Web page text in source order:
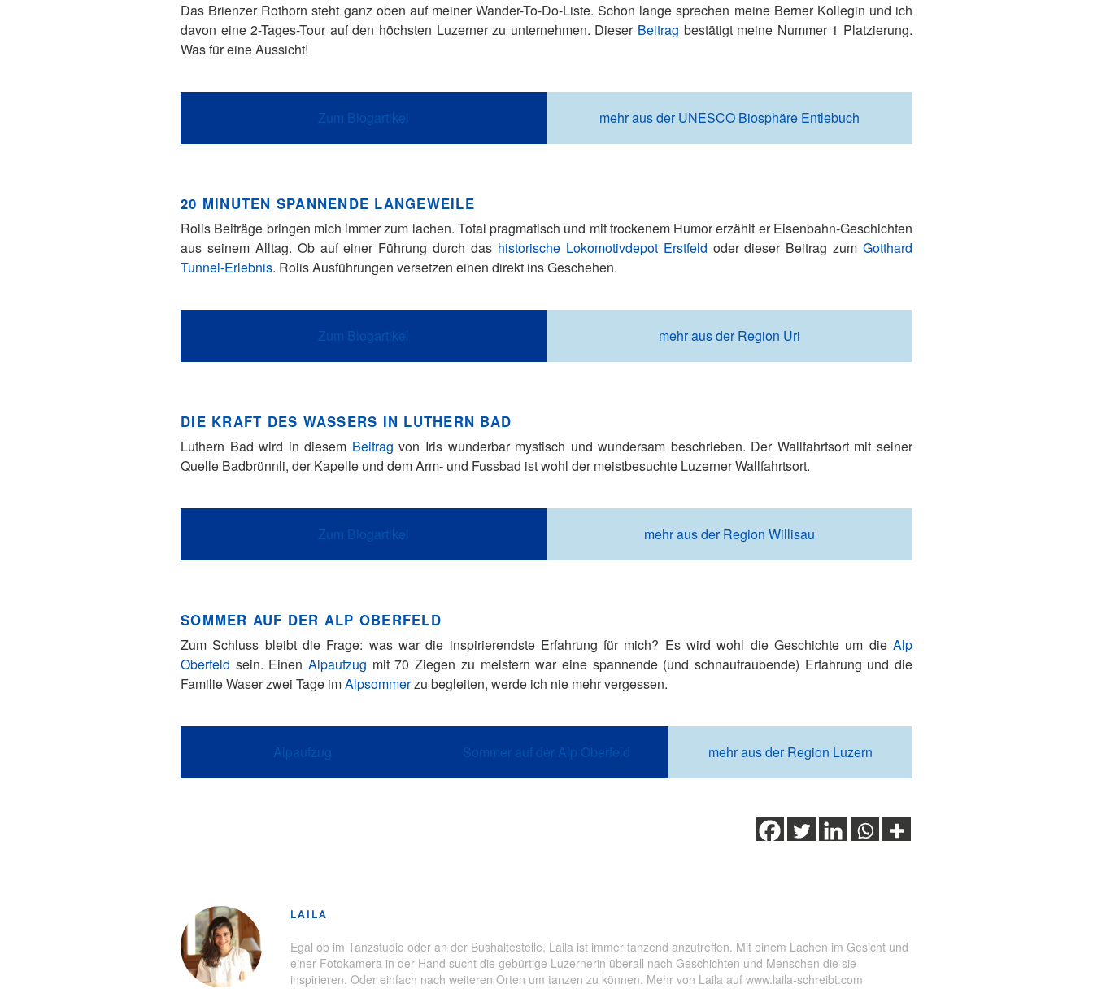
Das Brienzer Rothorn steht ganz oben auf meiner Wander-To-Do-Liste. Schon lange sprechen meine Berner Kollegin und ich
davon eine 2-Tages-Tour auf den höchsten Luzerner zu unternehmen. Dieser Beitrag bestätigt meine Nummer 1 Platzierung.
Was für eine Aussicht!
Zum Blogartikel mehr aus der UNESCO Biosphäre Entlebuch
20 MINUTEN SPANNENDE LANGEWEILE
Rolis Beiträge bringen mich immer zum lachen. Total pragmatisch und mit trockenem Humor erzählt er Eisenbahn-Geschichten
aus seinem Alltag. Ob auf einer Führung durch das historische Lokomotivdepot Erstfeld oder dieser Beitrag zum Gotthard
Tunnel-Erlebnis. Rolis Ausführungen versetzen einen direkt ins Geschehen.
Zum Blogartikel mehr aus der Region Uri
DIE KRAFT DES WASSERS IN LUTHERN BAD
Luthern Bad wird in diesem Beitrag von Iris wunderbar mystisch und wundersam beschrieben. Der Wallfahrtsort mit seiner
Quelle Badbrünnli, der Kapelle und dem Arm- und Fussbad ist wohl der meistbesuchte Luzerner Wallfahrtsort.
Zum Blogartikel mehr aus der Region Willisau
SOMMER AUF DER ALP OBERFELD
Zum Schluss bleibt die Frage: was war die inspirierendste Erfahrung für mich? Es wird wohl die Geschichte um die Alp
Oberfeld sein. EinenAlpaufzug mit 70 Ziegen zu meistern war eine spannende (und schnaufraubende) Erfahrung und die
Familie Waser zwei Tage imAlpsommerzu begleiten, werde ich nie mehr vergessen.
Alpaufzug Sommer auf der Alp Oberfeld mehr aus der Region Luzern
LAILA
Egal ob im Tanzstudio oder an der Bushaltestelle, Laila ist immer tanzend anzutreffen. Mit einem Lachen im Gesicht und
einer Fotokamera in der Hand sucht die gebürtige Luzernerin überall nach Geschichten und Menschen die sie
inspirieren. Oder einfach nach weiteren Orten um tanzen zu können. Mehr von Laila auf www.laila-schreibt.com